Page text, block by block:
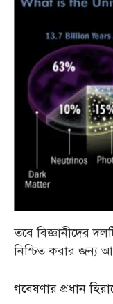
তবে বিজ্ঞানীদের
নিশ্চিত করার জন্য
গবেষণার প্রধান